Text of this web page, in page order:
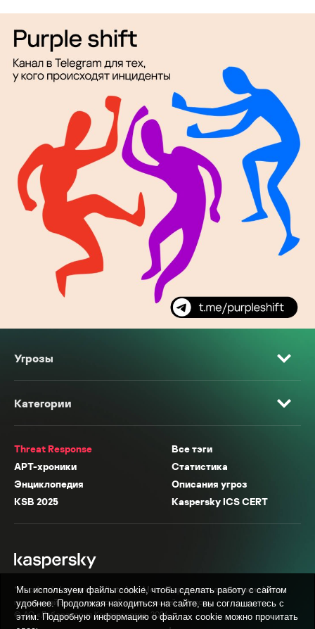
Угрозы
Категории
Threat Response
Все тэги
APT-хроники
Статистика
Энциклопедия
Описания угроз
KSB 2025
Kaspersky ICS CERT
* Facebook, Instagram, WhatsApp, Meta AI принадлежат компании Meta,
признанной экстремистской организацией в России.
© АО «Лаборатория Касперского», 2026.
Мы используем файлы cookie, чтобы сделать работу с сайтом
удобнее. Продолжая находиться на сайте, вы соглашаетесь с
этим. Подробную информацию о файлах cookie можно прочитать